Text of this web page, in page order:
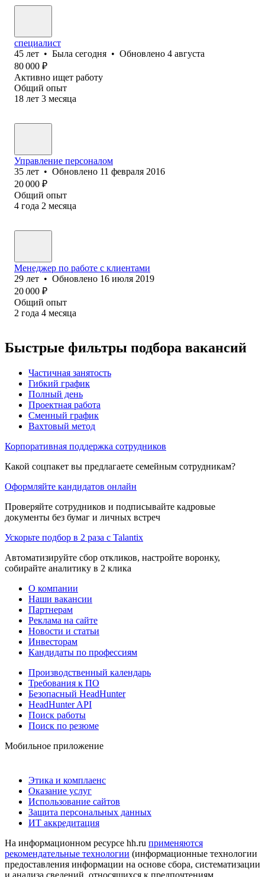
специалист
45 лет • Была сегодня • Обновлено 4 августа
80 000 ₽
Активно ищет работу
Общий опыт
18 лет 3 месяца
Управление персоналом
35 лет • Обновлено 11 февраля 2016
20 000 ₽
Общий опыт
4 года 2 месяца
Менеджер по работе с клиентами
29 лет • Обновлено 16 июля 2019
20 000 ₽
Общий опыт
2 года 4 месяца
Быстрые фильтры подбора вакансий
Частичная занятость
Гибкий график
Полный день
Проектная работа
Сменный график
Вахтовый метод
Корпоративная поддержка сотрудников
Какой соцпакет вы предлагаете семейным сотрудникам?
Оформляйте кандидатов онлайн
Проверяйте сотрудников и подписывайте кадровые
документы без бумаг и личных встреч
Ускорьте подбор в 2 раза с Talantix
Автоматизируйте сбор откликов, настройте воронку,
собирайте аналитику в 2 клика
О компании
Наши вакансии
Партнерам
Реклама на сайте
Новости и статьи
Инвесторам
Кандидаты по профессиям
Производственный календарь
Требования к ПО
Безопасный HeadHunter
HeadHunter API
Поиск работы
Поиск по резюме
Мобильное приложение
Этика и комплаенс
Оказание услуг
Использование сайтов
Защита персональных данных
ИТ аккредитация
На информационном ресурсе hh.ru применяются
рекомендательные технологии (информационные технологии
предоставления информации на основе сбора, систематизации
и анализа сведений, относящихся к предпочтениям